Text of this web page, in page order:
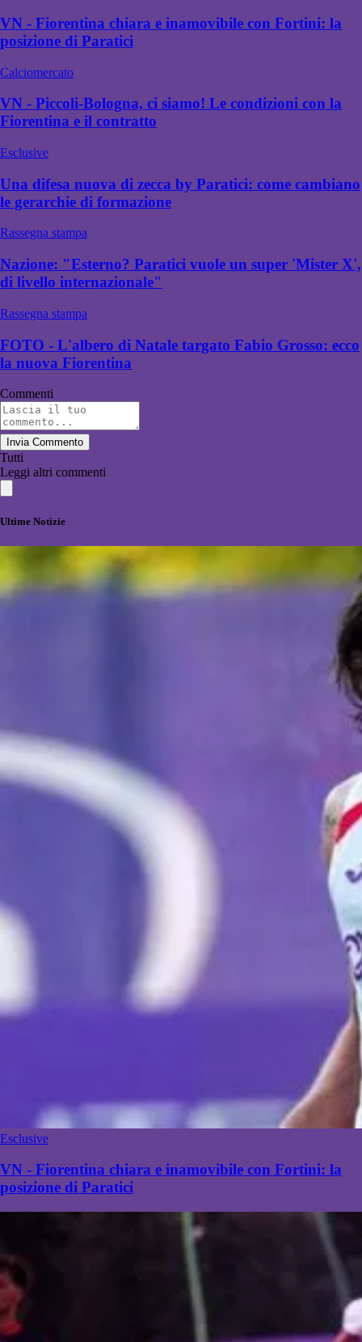
VN - Fiorentina chiara e inamovibile con Fortini: la
posizione di Paratici
Calciomercato
VN - Piccoli-Bologna, ci siamo! Le condizioni con la
Fiorentina e il contratto
Esclusive
Una difesa nuova di zecca by Paratici: come cambiano
le gerarchie di formazione
Rassegna stampa
Nazione: "Esterno? Paratici vuole un super 'Mister X',
di livello internazionale"
Rassegna stampa
FOTO - L'albero di Natale targato Fabio Grosso: ecco
la nuova Fiorentina
Commenti
Invia Commento
Tutti
Leggi altri commenti
Ultime Notizie
Esclusive
VN - Fiorentina chiara e inamovibile con Fortini: la
posizione di Paratici